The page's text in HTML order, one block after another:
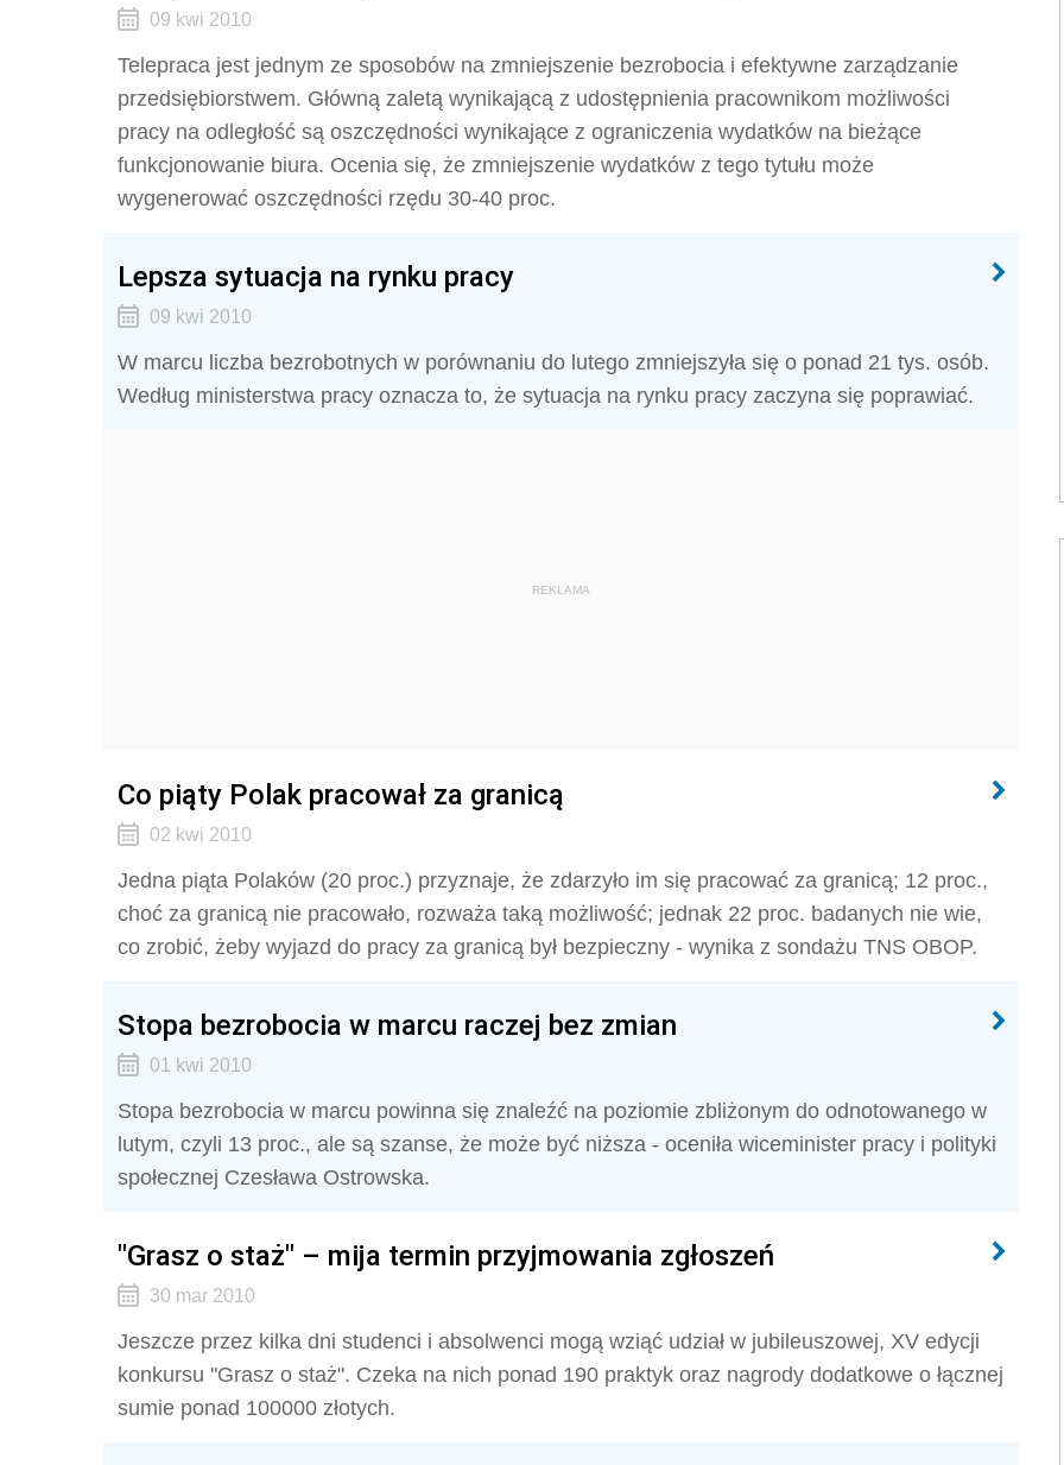
09 kwi 2010
Telepraca jest jednym ze sposobów na zmniejszenie bezrobocia i efektywne zarządzanie
przedsiębiorstwem. Główną zaletą wynikającą z udostępnienia pracownikom możliwości
pracy na odległość są oszczędności wynikające z ograniczenia wydatków na bieżące
funkcjonowanie biura. Ocenia się, że zmniejszenie wydatków z tego tytułu może
wygenerować oszczędności rzędu 30-40 proc.
Lepsza sytuacja na rynku pracy
09 kwi 2010
W marcu liczba bezrobotnych w porównaniu do lutego zmniejszyła się o ponad 21 tys. osób.
Według ministerstwa pracy oznacza to, że sytuacja na rynku pracy zaczyna się poprawiać.
REKLAMA
Co piąty Polak pracował za granicą
02 kwi 2010
Jedna piąta Polaków (20 proc.) przyznaje, że zdarzyło im się pracować za granicą; 12 proc.,
choć za granicą nie pracowało, rozważa taką możliwość; jednak 22 proc. badanych nie wie,
co zrobić, żeby wyjazd do pracy za granicą był bezpieczny - wynika z sondażu TNS OBOP.
Stopa bezrobocia w marcu raczej bez zmian
01 kwi 2010
Stopa bezrobocia w marcu powinna się znaleźć na poziomie zbliżonym do odnotowanego w
lutym, czyli 13 proc., ale są szanse, że może być niższa - oceniła wiceminister pracy i polityki
społecznej Czesława Ostrowska.
"Grasz o staż" – mija termin przyjmowania zgłoszeń
30 mar 2010
Jeszcze przez kilka dni studenci i absolwenci mogą wziąć udział w jubileuszowej, XV edycji
konkursu "Grasz o staż". Czeka na nich ponad 190 praktyk oraz nagrody dodatkowe o łącznej
sumie ponad 100000 złotych.